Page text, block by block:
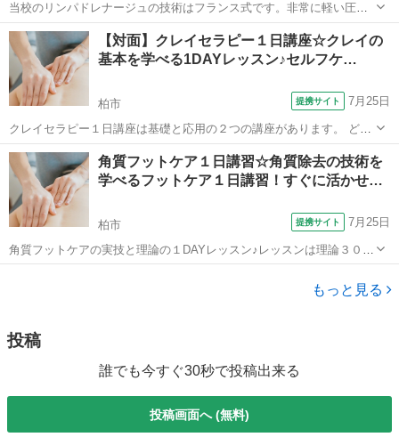
当校のリンパドレナージュの技術はフランス式です。非常に軽い圧
で、表層のリンパ管へダイレクトにアプローチし、リンパ液の流れを
活性化しリンパ液を排出します。オイルやクリームなどを使わず、手
技のみで、からだの内側を健やかに美しくす...
千葉 柏市 エステ
【対面】クレイセラピー１日講座☆クレイの
基本を学べる1DAYレッスン♪セルフケ…
柏市 提携サイト 7月25日
クレイセラピー１日講座は基礎と応用の２つの講座があります。 どち
らの講座もクレイの構造や科学など難しいところは掘り下げず、日常
にクレイを取り込めるようになることに焦点をあて、クレイの使い方
を惜しみなくお伝え致します。 クレ...
千葉 柏市 マッサージ
角質フットケア１日講習☆角質除去の技術を
学べるフットケア１日講習！すぐに活かせ…
柏市 提携サイト 7月25日
角質フットケアの実技と理論の１DAYレッスン♪レッスンは理論３０
分・実技２時間。すぐに活かせる技術を学べます！ 角質フットケア講
習では、ブラシによる角質除去法の実技をメインに、フットケアをす
もっと見る
投稿
誰でも今すぐ30秒で投稿出来る
投稿画面へ (無料)